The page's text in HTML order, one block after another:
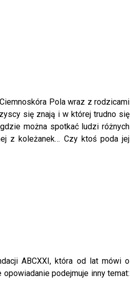
Pola wraz z rodzicami
się znają i w której trudno się
można spotkać ludzi różnych
z koleżanek… Czy ktoś poda jej
ABCXXI, która od lat mówi o
podejmuje inny temat: